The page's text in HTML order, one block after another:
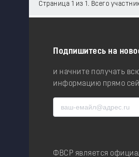
Страница 1 из 1. Всего
Подпишитесь на
и начните получать
информацию прямо
ФВСР является